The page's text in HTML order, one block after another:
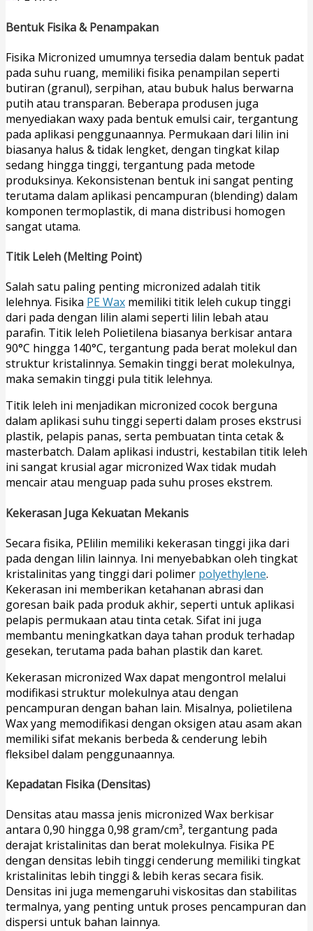
Bentuk Fisika & Penampakan
Fisika Micronized umumnya tersedia dalam bentuk padat
pada suhu ruang, memiliki fisika penampilan seperti
butiran (granul), serpihan, atau bubuk halus berwarna
putih atau transparan. Beberapa produsen juga
menyediakan waxy pada bentuk emulsi cair, tergantung
pada aplikasi penggunaannya. Permukaan dari lilin ini
biasanya halus & tidak lengket, dengan tingkat kilap
sedang hingga tinggi, tergantung pada metode
produksinya. Kekonsistenan bentuk ini sangat penting
terutama dalam aplikasi pencampuran (blending) dalam
komponen termoplastik, di mana distribusi homogen
sangat utama.
Titik Leleh (Melting Point)
Salah satu paling penting micronized adalah titik
lelehnya. Fisika PE Wax memiliki titik leleh cukup tinggi
dari pada dengan lilin alami seperti lilin lebah atau
parafin. Titik leleh Polietilena biasanya berkisar antara
90°C hingga 140°C, tergantung pada berat molekul dan
struktur kristalinnya. Semakin tinggi berat molekulnya,
maka semakin tinggi pula titik lelehnya.
Titik leleh ini menjadikan micronized cocok berguna
dalam aplikasi suhu tinggi seperti dalam proses ekstrusi
plastik, pelapis panas, serta pembuatan tinta cetak &
masterbatch. Dalam aplikasi industri, kestabilan titik leleh
ini sangat krusial agar micronized Wax tidak mudah
mencair atau menguap pada suhu proses ekstrem.
Kekerasan Juga Kekuatan Mekanis
Secara fisika, PElilin memiliki kekerasan tinggi jika dari
pada dengan lilin lainnya. Ini menyebabkan oleh tingkat
kristalinitas yang tinggi dari polimer polyethylene.
Kekerasan ini memberikan ketahanan abrasi dan
goresan baik pada produk akhir, seperti untuk aplikasi
pelapis permukaan atau tinta cetak. Sifat ini juga
membantu meningkatkan daya tahan produk terhadap
gesekan, terutama pada bahan plastik dan karet.
Kekerasan micronized Wax dapat mengontrol melalui
modifikasi struktur molekulnya atau dengan
pencampuran dengan bahan lain. Misalnya, polietilena
Wax yang memodifikasi dengan oksigen atau asam akan
memiliki sifat mekanis berbeda & cenderung lebih
fleksibel dalam penggunaannya.
Kepadatan Fisika (Densitas)
Densitas atau massa jenis micronized Wax berkisar
antara 0,90 hingga 0,98 gram/cm³, tergantung pada
derajat kristalinitas dan berat molekulnya. Fisika PE
dengan densitas lebih tinggi cenderung memiliki tingkat
kristalinitas lebih tinggi & lebih keras secara fisik.
Densitas ini juga memengaruhi viskositas dan stabilitas
termalnya, yang penting untuk proses pencampuran dan
dispersi untuk bahan lainnya.